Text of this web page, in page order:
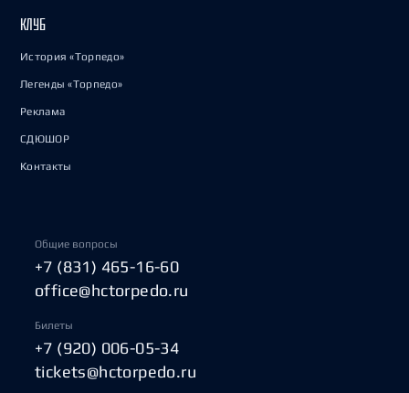
КЛУБ
История «Торпедо»
Легенды «Торпедо»
Реклама
СДЮШОР
Контакты
Общие вопросы
+7 (831) 465-16-60
office@hctorpedo.ru
Билеты
+7 (920) 006-05-34
tickets@hctorpedo.ru